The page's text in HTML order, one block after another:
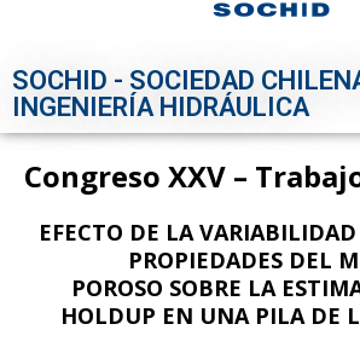
SOCHID - SOCIEDAD
INGENIERÍA HIDRÁULICA
Congreso XXV –
EFECTO DE LA
PROPIEDADES DEL
POROSO SOBRE LA
HOLDUP EN UNA PILA DE